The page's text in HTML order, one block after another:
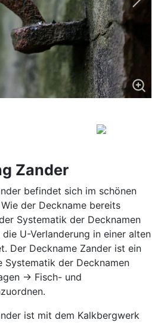
Zander
befindet sich im schönen
der Deckname bereits
Systematik der Decknamen
U-Verlanderung in einer alten
Der Deckname Zander ist ein
Systematik der Decknamen
-> Fisch- und
ist mit dem Kalkbergwerk